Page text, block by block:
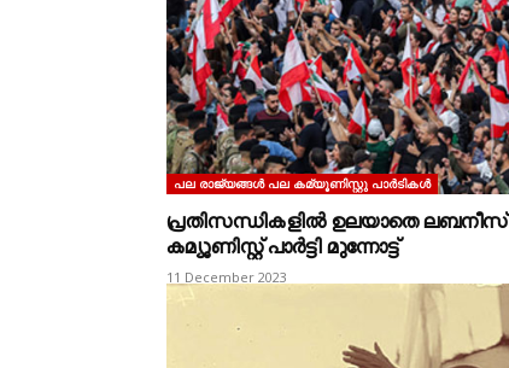
പല രാജ്യങ്ങള്‍ പല കമ്യൂണിസ്റ്റു പാര്‍ടികള്‍
പ്രതിസന്ധികളിൽ ഉലയാതെ ലബനീസ്
കമ്യൂണിസ്റ്റ് പാർട്ടി മുന്നോട്ട്
11 December 2023